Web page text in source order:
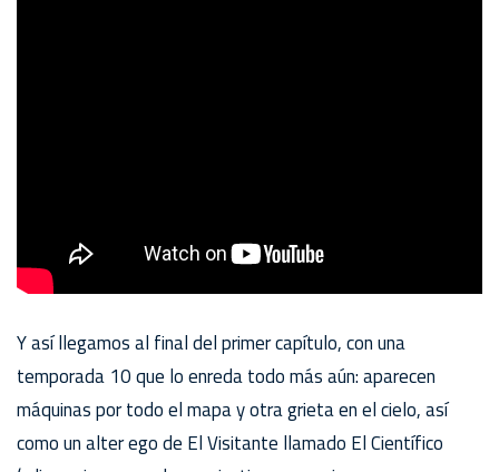
Y así llegamos al final del primer capítulo, con una
temporada 10 que lo enreda todo más aún: aparecen
máquinas por todo el mapa y otra grieta en el cielo, así
como un alter ego de El Visitante llamado El Científico